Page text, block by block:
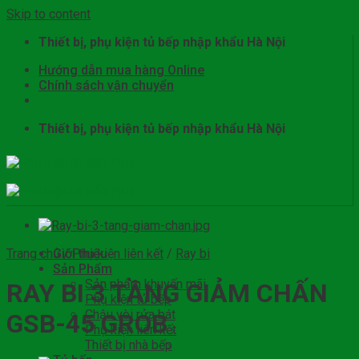
Skip to content
Thiết bị, phụ kiện tủ bếp nhập khẩu Hà Nội
Hướng dẫn mua hàng Online
Chính sách vận chuyển
Thiết bị, phụ kiện tủ bếp nhập khẩu Hà Nội
Giới thiệu
Sản Phẩm
Sản phẩm khuyến mãi
Phụ kiện tủ bếp
Chậu vòi rửa bát
Phụ kiện liên kết
Thiết bị nhà bếp
Trang chủ / Phụ kiện liên kết / Ray bi
RAY BI 3 TẦNG GIẢM CHẤN
GSB-45 GROB